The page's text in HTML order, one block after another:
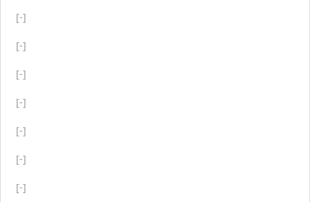
[-]
[-]
[-]
[-]
[-]
[-]
[-]